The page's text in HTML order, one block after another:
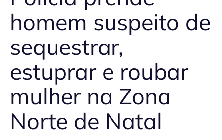
homem suspeito de
sequestrar,
estuprar e roubar
mulher na Zona
Norte de Natal